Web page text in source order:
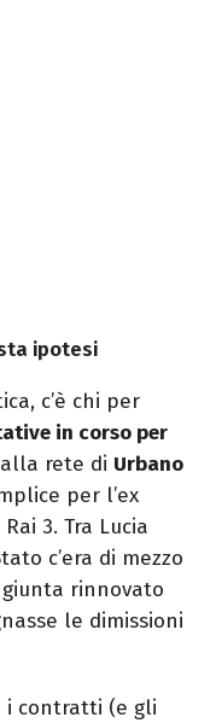
ipotesi
c’è chi per
in corso per
rete di Urbano
per l’ex
3. Tra Lucia
c’era di mezzo
rinnovato
le dimissioni
i contratti (e gli